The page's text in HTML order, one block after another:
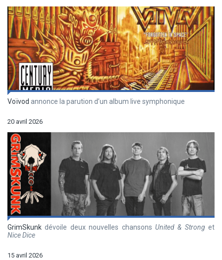
Voïvod annonce la parution d’un album live symphonique
20 avril 2026
GrimSkunk dévoile deux nouvelles chansons United & Stronget
Nice Dice
15 avril 2026